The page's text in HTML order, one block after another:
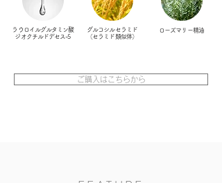
​ ラウロイルグルタミン酸
ジオクチルドデセス-5
グルコシルセラミド
（セラミド類似体）
ローズマリー精油
ご購入はこちらから